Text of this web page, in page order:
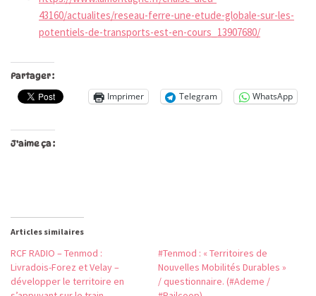
43160/actualites/reseau-ferre-une-etude-globale-sur-les-
potentiels-de-transports-est-en-cours_13907680/
Partager :
Imprimer Telegram WhatsApp
J’aime ça :
Articles similaires
RCF RADIO – Tenmod :
Livradois-Forez et Velay –
développer le territoire en
#Tenmod : « Territoires de
Nouvelles Mobilités Durables »
/ questionnaire. (#Ademe /